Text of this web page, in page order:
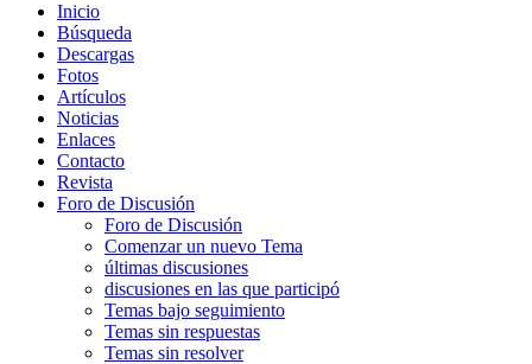
Inicio
Búsqueda
Descargas
Fotos
Artículos
Noticias
Enlaces
Contacto
Revista
Foro de Discusión
Foro de Discusión
Comenzar un nuevo Tema
últimas discusiones
discusiones en las que participó
Temas bajo seguimiento
Temas sin respuestas
Temas sin resolver